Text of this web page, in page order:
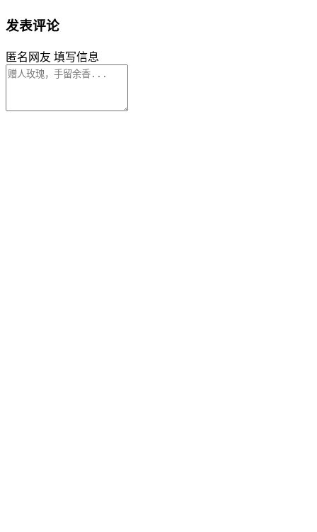
发表评论
匿名网友 填写信息